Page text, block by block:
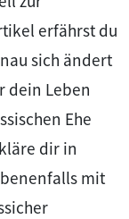
erfährst du
sich ändert
dein Leben
Ehe
dir in
mit